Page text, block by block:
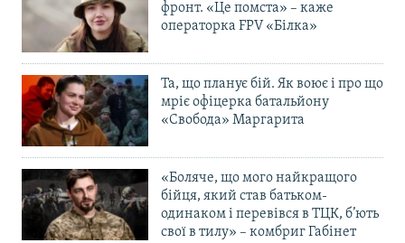
фронт. «Це помста» – каже
операторка FPV «Білка»
Та, що планує бій. Як воює і про що
мріє офіцерка батальйону
«Свобода» Маргарита
«Боляче, що мого найкращого
бійця, який став батьком-
одинаком і перевівся в ТЦК, б’ють
свої в тилу» – комбриг Габінет